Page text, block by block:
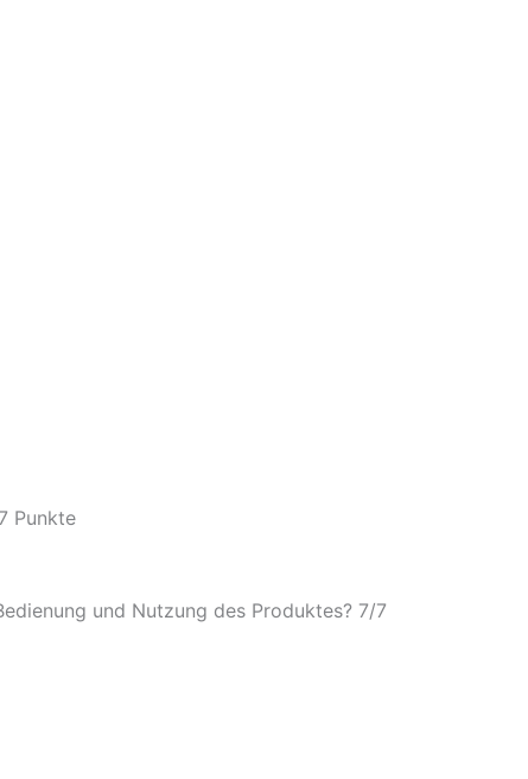
7 Punkte
und Nutzung des Produktes? 7/7